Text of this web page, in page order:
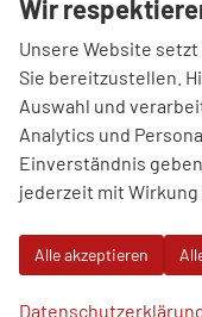
Rücksitzlehnen
Elektrisch
Hintere
Supervision-
DAB-
4 Lautsprecher:
6 Lautsprecher:
USB-Anschlüsse
Wir
Unsere Website
Sie bereitzustellen.
Auswahl und
Analytics und
Einverständnis
jederzeit mit
Alle akzeptieren